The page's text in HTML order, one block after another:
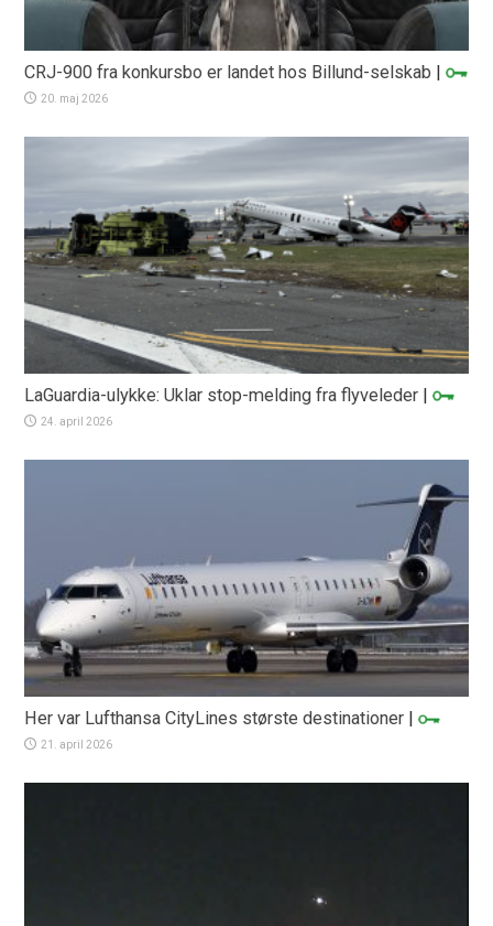
CRJ-900 fra konkursbo er landet hos Billund-selskab |
20. maj 2026
LaGuardia-ulykke: Uklar stop-melding fra flyveleder |
24. april 2026
Her var Lufthansa CityLines største destinationer |
21. april 2026